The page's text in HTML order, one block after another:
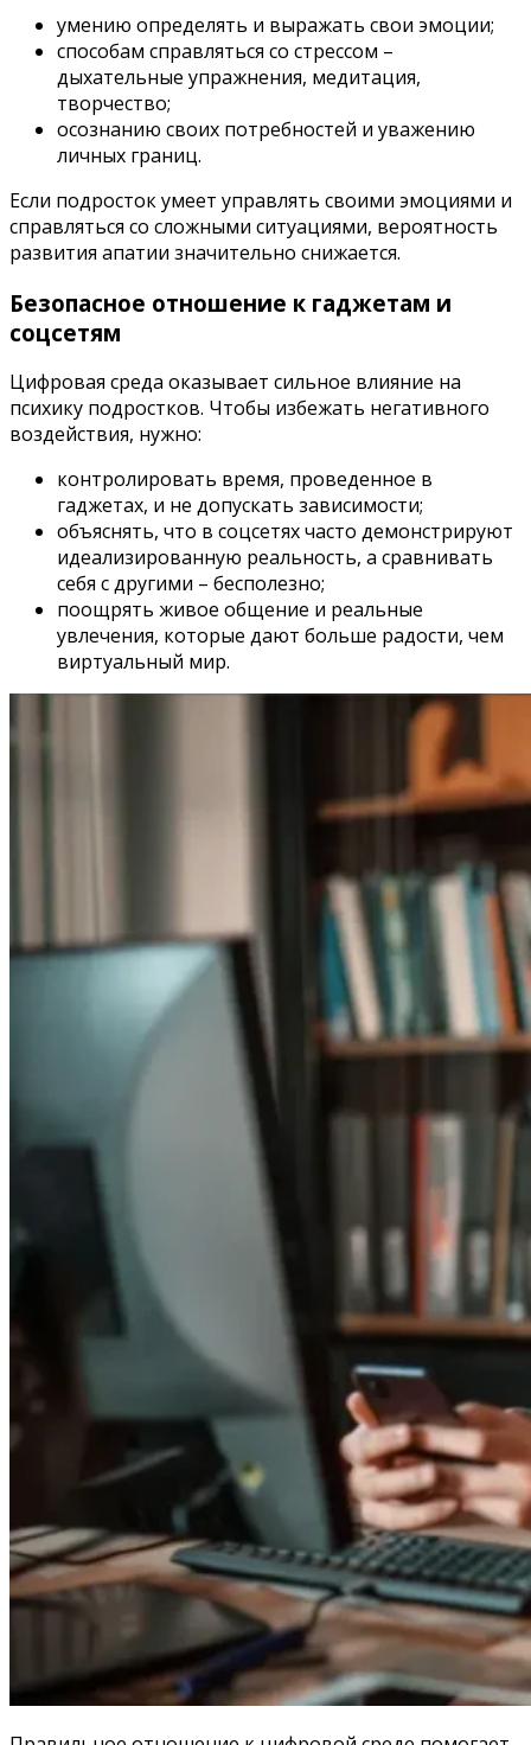
умению определять и выражать свои эмоции;
способам справляться со стрессом –
дыхательные упражнения, медитация,
творчество;
осознанию своих потребностей и уважению
личных границ.
Если подросток умеет управлять своими эмоциями и
справляться со сложными ситуациями, вероятность
развития апатии значительно снижается.
Безопасное отношение к гаджетам и
соцсетям
Цифровая среда оказывает сильное влияние на
психику подростков. Чтобы избежать негативного
воздействия, нужно:
контролировать время, проведенное в
гаджетах, и не допускать зависимости;
объяснять, что в соцсетях часто демонстрируют
идеализированную реальность, а сравнивать
себя с другими – бесполезно;
поощрять живое общение и реальные
увлечения, которые дают больше радости, чем
виртуальный мир.